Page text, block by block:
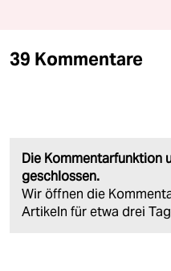
39 Kommentare
Die Kommentarfunktion
geschlossen.
Wir öffnen die
Artikeln für etwa drei